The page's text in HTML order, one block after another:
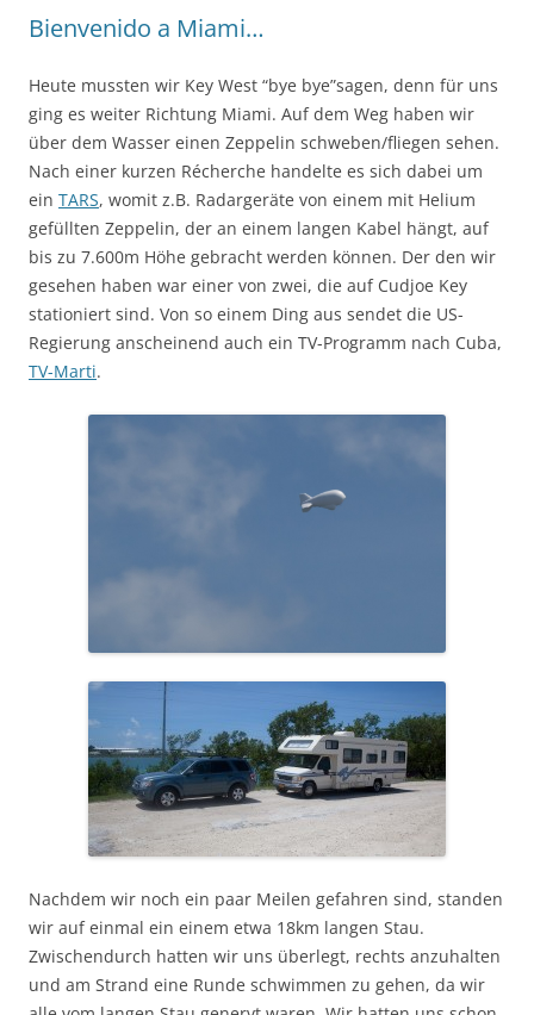
Bienvenido a Miami…
Heute mussten wir Key West “bye bye”sagen, denn für uns
ging es weiter Richtung Miami. Auf dem Weg haben wir
über dem Wasser einen Zeppelin schweben/fliegen sehen.
Nach einer kurzen Récherche handelte es sich dabei um
ein TARS, womit z.B. Radargeräte von einem mit Helium
gefüllten Zeppelin, der an einem langen Kabel hängt, auf
bis zu 7.600m Höhe gebracht werden können. Der den wir
gesehen haben war einer von zwei, die auf Cudjoe Key
stationiert sind. Von so einem Ding aus sendet die US-
Regierung anscheinend auch ein TV-Programm nach Cuba,
TV-Marti.
Nachdem wir noch ein paar Meilen gefahren sind, standen
wir auf einmal ein einem etwa 18km langen Stau.
Zwischendurch hatten wir uns überlegt, rechts anzuhalten
und am Strand eine Runde schwimmen zu gehen, da wir